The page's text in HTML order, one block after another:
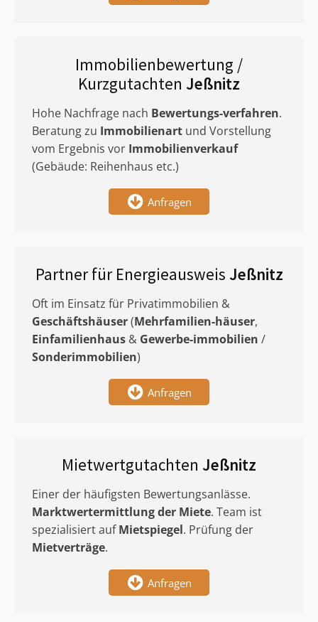
Immobilienbewertung /
Kurzgutachten Jeßnitz
Hohe Nachfrage nach Bewertungs-verfahren.
Beratung zu Immobilienart und Vorstellung
vom Ergebnis vor Immobilienverkauf
(Gebäude: Reihenhaus etc.)
Anfragen
Partner für Energieausweis Jeßnitz
Oft im Einsatz für Privatimmobilien &
Geschäftshäuser(Mehrfamilien-häuser,
Einfamilienhaus & Gewerbe-immobilien /
Sonderimmobilien)
Anfragen
Mietwertgutachten Jeßnitz
Einer der häufigsten Bewertungsanlässe.
Marktwertermittlungder Miete. Team ist
spezialisiert aufMietspiegel. Prüfung der
Mietverträge.
Anfragen